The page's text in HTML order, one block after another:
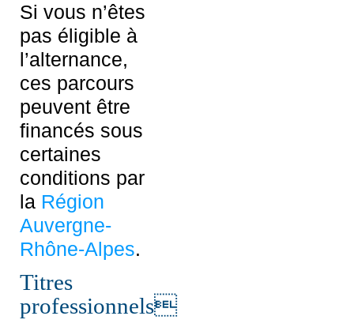
Si vous n’êtes
pas éligible à
l’alternance,
ces parcours
peuvent être
financés sous
certaines
conditions par
la Région
Auvergne-
Rhône-Alpes.
Titres
professionnels